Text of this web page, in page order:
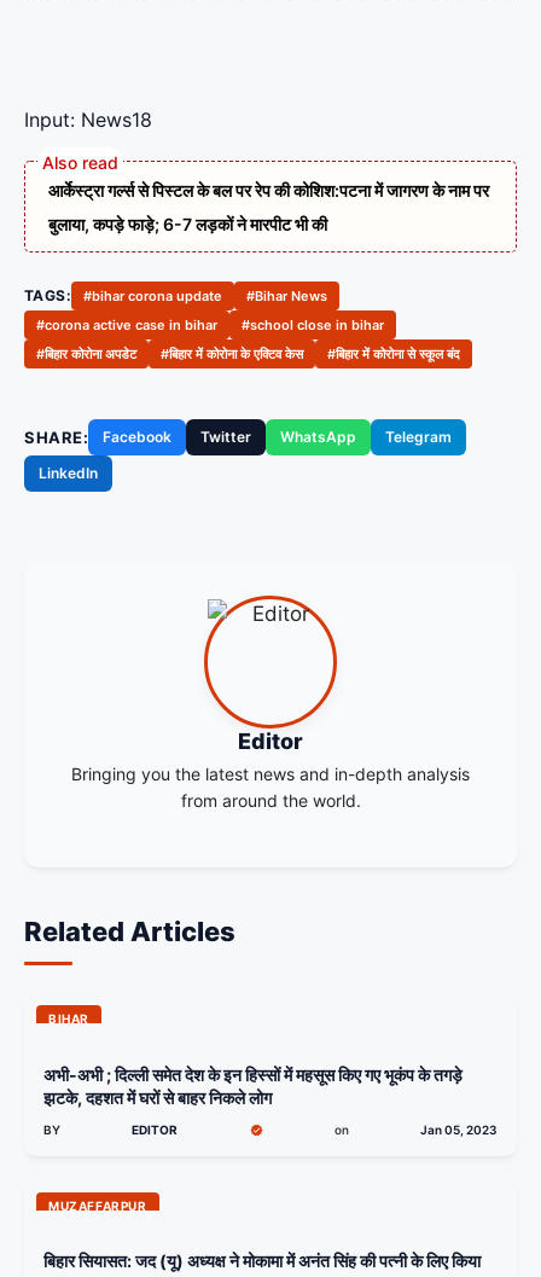
Input: News18
आर्केस्ट्रा गर्ल्स से पिस्टल के बल पर रेप की कोशिश:पटना में जागरण के नाम पर
बुलाया, कपड़े फाड़े; 6-7 लड़कों ने मारपीट भी की
TAGS: #bihar corona update
#Bihar News
#corona active case in bihar
#school close in bihar
#बिहार कोरोना अपडेट
#बिहार में कोरोना के एक्टिव केस #बिहार में कोरोना से स्कूल बंद
SHARE: Facebook Twitter WhatsApp
Telegram
LinkedIn
Editor
Bringing you the latest news and in-depth analysis
from around the world.
Related Articles
BIHAR
अभी-अभी ; दिल्ली समेत देश के इन हिस्सों में महसूस किए गए भूकंप के तगड़े
झटके, दहशत में घरों से बाहर निकले लोग
BY EDITOR on Jan 05, 2023
MUZAFFARPUR
बिहार सियासत: जद (यू) अध्यक्ष ने मोकामा में अनंत सिंह की पत्नी के लिए किया